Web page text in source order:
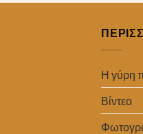
Η γύρη
Βίντεο